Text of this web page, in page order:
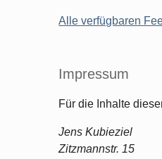
Alle verfügbaren
Impressum
Für die Inhalte
Jens Kubieziel
Zitzmannstr. 15